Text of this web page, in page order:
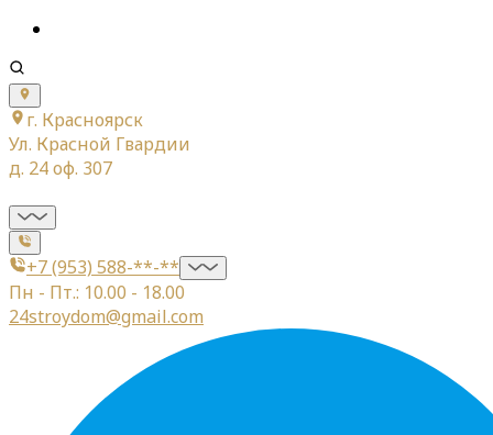
г. Красноярск
Ул. Красной Гвардии
д. 24 оф. 307
+7 (953) 588-**-**
Пн - Пт.: 10.00 - 18.00
24stroydom@gmail.com